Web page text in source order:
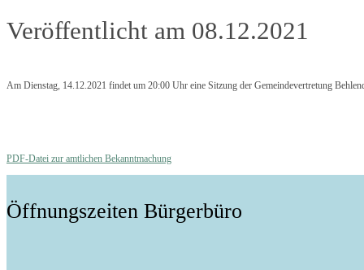
Veröffentlicht am 08.12.2021
Am Dienstag, 14.12.2021 findet um 20:00 Uhr eine Sitzung der Gemeindevertretung
PDF-Datei zur amtlichen Bekanntmachung
Öffnungszeiten Bürgerbüro